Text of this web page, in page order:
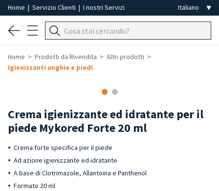
Home | Servizio Clienti | I nostri Servizi
Home Prodotti da Rivendita
Altri prodotti
Igienizzanti unghie e piedi
Crema igienizzante ed idratante per il
piede Mykored Forte 20 ml
Crema forte specifica per il piede
Ad azione igienizzante ed idratante
A base di Clotrimazole, Allantoina e Panthenol
Formato 20 ml